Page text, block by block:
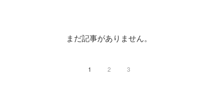
まだ記事がありません。
1 2 3